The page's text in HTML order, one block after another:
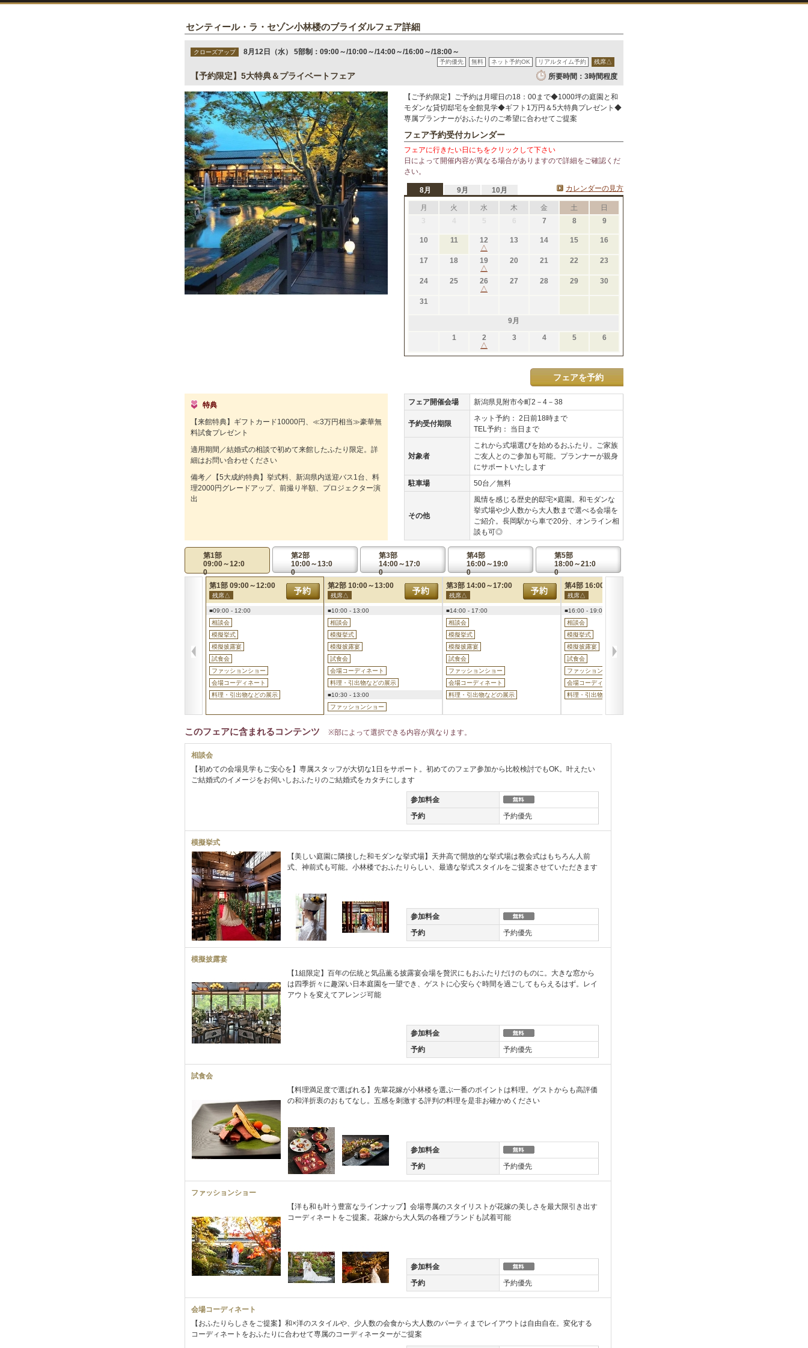
センティール・ラ・セゾン小林楼のブライダルフェア詳細
クローズアップ 8月12日（水） 5部制：09:00～/10:00～/14:00～/16:00～/18:00～
予約優先 無料 ネット予約OK リアルタイム予約 残席△
【予約限定】5大特典＆プライベートフェア 所要時間：3時間程度
【ご予約限定】ご予約は月曜日の18：00まで◆1000坪の庭園と和
モダンな貸切邸宅を全館見学◆ギフト1万円＆5大特典プレゼント◆
専属プランナーがおふたりのご希望に合わせてご提案
フェア予約受付カレンダー
フェアに行きたい日にちをクリックして下さい
日によって開催内容が異なる場合がありますので詳細をご確認くだ
さい。
8月 9月 10月 カレンダーの見方
月 火 水 木 金 土
日
7 8 9
10 11
12
△
13 14 15 16
17 18
19
△
20 21 22 23
24 25
26
△
27 28 29 30
31
9月
1
2
△
3 4 5 6
フェアを予約
フェア開催会場 新潟県見附市今町2－4－38
予約受付期限
ネット予約： 2日前18時まで
TEL予約： 当日まで
対象者
これから式場選びを始めるおふたり。ご家族
ご友人とのご参加も可能。プランナーが親身
にサポートいたします
駐車場
50台／無料
その他
風情を感じる歴史的邸宅×庭園。和モダンな
挙式場や少人数から大人数まで選べる会場を
ご紹介。長岡駅から車で20分、オンライン相
談も可◎
特典
【来館特典】ギフトカード10000円、≪3万円相当≫豪華無
料試食プレゼント
適用期間／結婚式の相談で初めて来館したふたり限定。詳
細はお問い合わせください
備考／【5大成約特典】挙式料、新潟県内送迎バス1台、料
理2000円グレードアップ、前撮り半額、プロジェクター演
出
第1部
09:00～12:0
0
第2部
10:00～13:0
0
第3部
14:00～17:0
0
第4部
16:00～19:0
0
第5部
18:00～21:0
0
第1部 09:00～12:00
残席△
予約
■09:00 - 12:00
相談会
模擬挙式
模擬披露宴
試食会
ファッションショー
会場コーディネート
料理・引出物などの展示
第2部 10:00～13:00
残席△
予約
■10:00 - 13:00
相談会
模擬挙式
模擬披露宴
試食会
会場コーディネート
料理・引出物などの展示
■10:30 - 13:00
ファッションショー
第3部 14:00～17:00
残席△
予約
■14:00 - 17:00
相談会
模擬挙式
模擬披露宴
試食会
ファッションショー
会場コーディネート
料理・引出物などの展示
第4部 16:00～19:00
残席△
■16:00 - 19:00
相談会
模擬挙式
模擬披露宴
試食会
ファッションショー
会場コーディネート
料理・引出物などの展示
このフェアに含まれるコンテンツ ※部によって選択できる内容が異なります。
相談会
【初めての会場見学もご安心を】専属スタッフが大切な1日をサポート。初めてのフェア参加から比較検討でもOK。叶えたい
ご結婚式のイメージをお伺いしおふたりのご結婚式をカタチにします
参加料金
予約
予約優先
模擬挙式
【美しい庭園に隣接した和モダンな挙式場】天井高で開放的な挙式場は教会式はもちろん人前
式、神前式も可能。小林楼でおふたりらしい、最適な挙式スタイルをご提案させていただきます
参加料金
予約
予約優先
模擬披露宴
【1組限定】百年の伝統と気品薫る披露宴会場を贅沢にもおふたりだけのものに。大きな窓から
は四季折々に趣深い日本庭園を一望でき、ゲストに心安らぐ時間を過ごしてもらえるはず。レイ
アウトを変えてアレンジ可能
参加料金
予約
予約優先
試食会
【料理満足度で選ばれる】先輩花嫁が小林楼を選ぶ一番のポイントは料理。ゲストからも高評価
の和洋折衷のおもてなし。五感を刺激する評判の料理を是非お確かめください
参加料金
予約
予約優先
ファッションショー
【洋も和も叶う豊富なラインナップ】会場専属のスタイリストが花嫁の美しさを最大限引き出す
コーディネートをご提案。花嫁から大人気の各種ブランドも試着可能
参加料金
予約
予約優先
会場コーディネート
【おふたりらしさをご提案】和×洋のスタイルや、少人数の会食から大人数のパーティまでレイアウトは自由自在。変化する
コーディネートをおふたりに合わせて専属のコーディネーターがご提案